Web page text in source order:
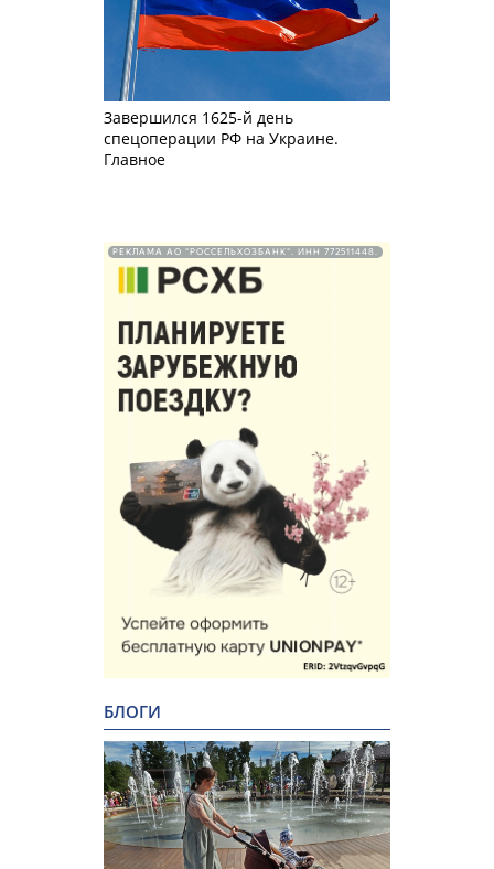
Завершился 1625-й день
спецоперации РФ на Украине.
Главное
РЕКЛАМА АО "РОССЕЛЬХОЗБАНК". ИНН 772511448.
БЛОГИ